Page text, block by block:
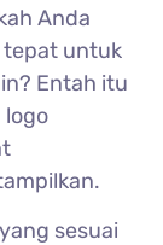
Anda
tepat untuk
Entah itu
logo
sesuai